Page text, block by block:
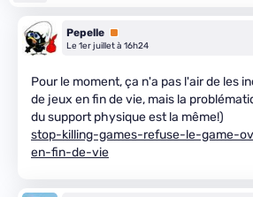
Pepelle Premium
Le 1er juillet à 16h24
Pour le moment, ça n'a pas l'air de les
de jeux en fin de vie, mais la
du support physique est la même!)
stop-killing-games-refuse-le-game-
en-fin-de-vie